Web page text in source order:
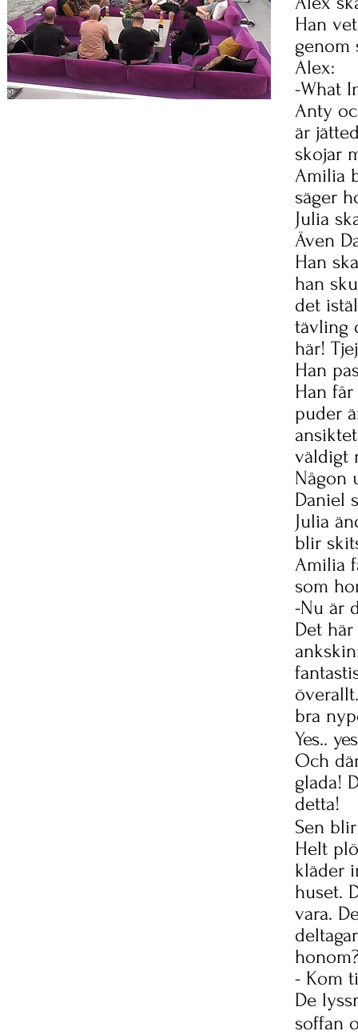
Han
genom
Alex:
-What
Anty
är
skojar
Amilia
säger
Julia
Även
Han
han
det
tävling
här!
Han
Han
puder
väldigt
Någon
Daniel
Julia
blir
Amilia
som
-Nu är
Det
bra
Yes..
Och
glada!
detta!
Sen
Helt
kläder
huset.
vara.
- Kom
De
soffan